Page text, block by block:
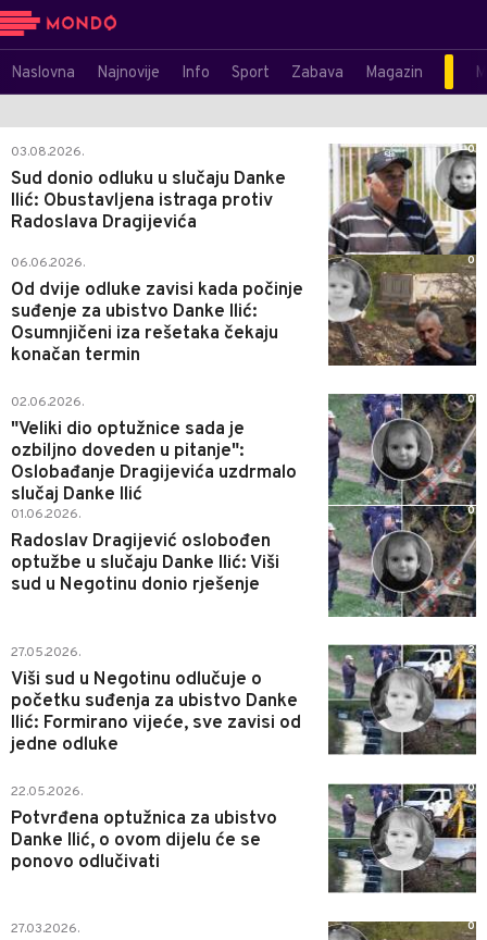
Naslovna Najnovije Info Sport Zabava Magazin
03.08.2026.
Sud donio odluku u slučaju Danke
Ilić: Obustavljena istraga protiv
Radoslava Dragijevića
0
06.06.2026.
Od dvije odluke zavisi kada počinje
suđenje za ubistvo Danke Ilić:
Osumnjičeni iza rešetaka čekaju
konačan termin
0
02.06.2026.
"Veliki dio optužnice sada je
ozbiljno doveden u pitanje":
Oslobađanje Dragijevića uzdrmalo
slučaj Danke Ilić
0
01.06.2026.
Radoslav Dragijević oslobođen
optužbe u slučaju Danke Ilić: Viši
sud u Negotinu donio rješenje
0
27.05.2026.
Viši sud u Negotinu odlučuje o
početku suđenja za ubistvo Danke
Ilić: Formirano vijeće, sve zavisi od
jedne odluke
2
22.05.2026.
Potvrđena optužnica za ubistvo
Danke Ilić, o ovom dijelu će se
ponovo odlučivati
0
27.03.2026. 0